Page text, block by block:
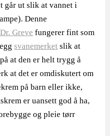
går ut slik at vannet i
Denne
Greve fungerer fint som
svanemerket slik at
at den er helt trygg å
at det er omdiskutert om
på barn eller ikke,
er uansett god å ha,
og pleie tørr